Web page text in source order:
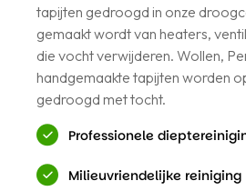
tapijten gedroogd in onze
gemaakt wordt van heaters,
die vocht verwijderen. Wollen,
handgemaakte tapijten worden
gedroogd met tocht.
Professionele
Milieuvriendelijke reiniging